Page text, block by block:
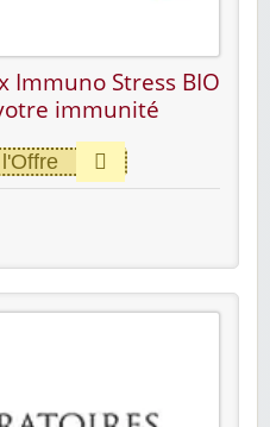
Immuno Stress BIO
immunité